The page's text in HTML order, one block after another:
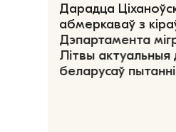
Дарадца
абмеркаваў з
Дэпартамента
Літвы актуальныя
беларусаў пытанні